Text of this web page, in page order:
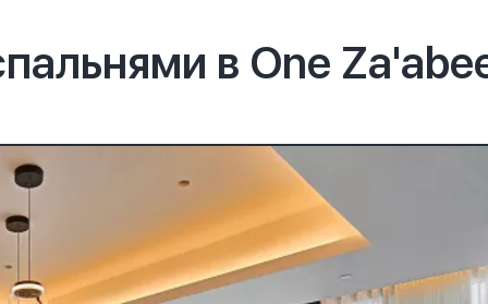
в кредит
в One